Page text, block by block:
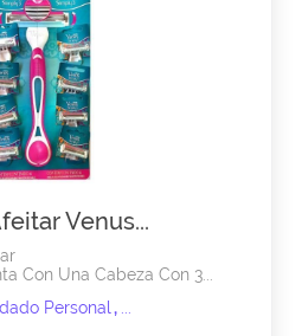
Venus...
Con Una Cabeza Con 3...
Personal,